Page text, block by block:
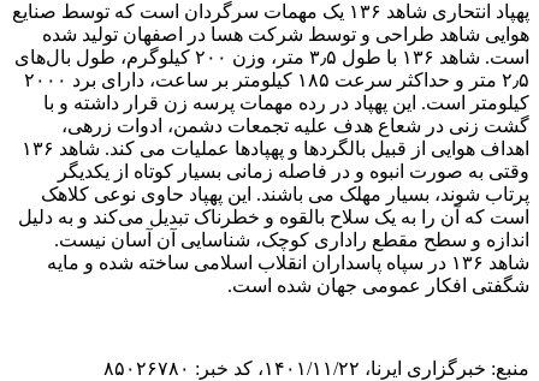
پهپاد انتحاری شاهد ۱۳۶ یک مهمات سرگردان است که توسط صنایع
هوایی شاهد طراحی و توسط شرکت هسا در اصفهان تولید شده
است. شاهد ۱۳۶ با طول ۳٫۵ متر، وزن ۲۰۰ کیلوگرم، طول بال‌های
۲٫۵ متر و حداکثر سرعت ۱۸۵ کیلومتر بر ساعت، دارای برد ۲۰۰۰
کیلومتر است. این پهپاد در رده مهمات پرسه زن قرار داشته و با
گشت زنی در شعاع هدف علیه تجمعات دشمن، ادوات زرهی،
اهداف هوایی از قبیل بالگرد‌ها و پهپاد‌ها عملیات می کند. شاهد ۱۳۶
وقتی به صورت انبوه و در فاصله زمانی بسیار کوتاه از یکدیگر
پرتاب شوند، بسیار مهلک می باشند. این پهپاد حاوی نوعی کلاهک
است که آن را به یک سلاح بالقوه و خطرناک تبدیل می‌کند و به دلیل
اندازه و سطح مقطع راداری کوچک، شناسایی آن آسان نیست.
شاهد ۱۳۶ در سپاه پاسداران انقلاب اسلامی ساخته شده و مایه
شگفتی افکار عمومی جهان شده است.
منبع: خبرگزاری ایرنا، ۱۴۰۱/۱۱/۲۲، کد خبر: ۸۵۰۲۶۷۸۰